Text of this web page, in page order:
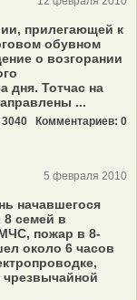
прилегающей к
обувном
о возгорании
дня. Тотчас на
...
3040 Комментариев: 0
5 февраля 2010
начавшегося
семей в
пожар в 8-
около 6 часов